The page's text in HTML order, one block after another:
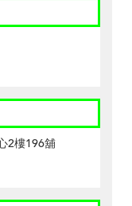
2樓196舖